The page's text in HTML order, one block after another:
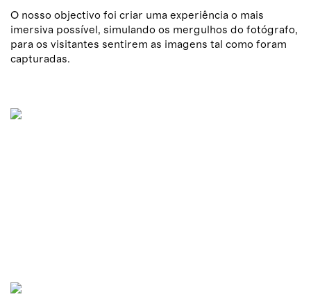
O nosso objectivo foi criar uma experiência o mais
imersiva possível, simulando os mergulhos do fotógrafo,
para os visitantes sentirem as imagens tal como foram
capturadas.